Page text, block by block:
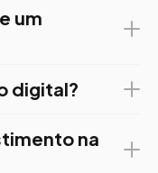
um
digital?
na